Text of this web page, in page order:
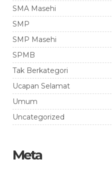
SMA Masehi
SMP
SMP Masehi
SPMB
Tak Berkategori
Ucapan Selamat
Umum
Uncategorized
Meta